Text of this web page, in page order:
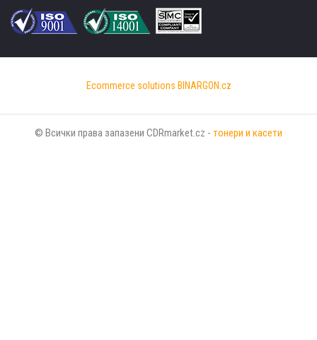
Ecommerce solutions BINARGON.cz
© Всички права запазени CDRmarket.cz - тонери и касети